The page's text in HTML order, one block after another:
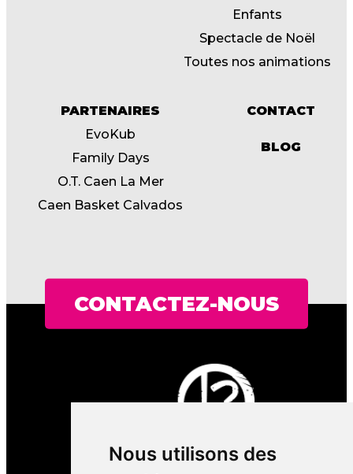
Nous utilisons des
Enfants
Spectacle de Noël
Toutes nos animations
PARTENAIRES
EvoKub
Family Days
O.T. Caen La Mer
Caen Basket Calvados
CONTACT
BLOG
CONTACTEZ-NOUS